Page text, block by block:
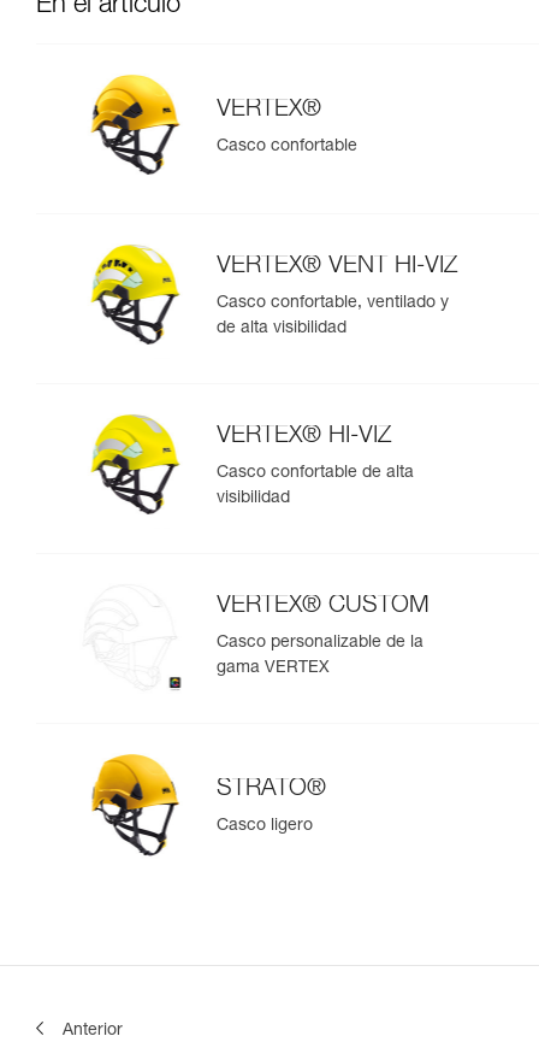
En el artículo
VERTEX®
Casco confortable
VERTEX® VENT HI-VIZ
Casco confortable, ventilado y
de alta visibilidad
VERTEX® HI-VIZ
Casco confortable de alta
visibilidad
VERTEX® CUSTOM
Casco personalizable de la
gama VERTEX
STRATO®
Casco ligero
Anterior